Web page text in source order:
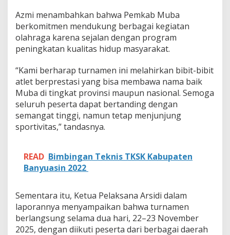
Azmi menambahkan bahwa Pemkab Muba
berkomitmen mendukung berbagai kegiatan
olahraga karena sejalan dengan program
peningkatan kualitas hidup masyarakat.
“Kami berharap turnamen ini melahirkan bibit-bibit
atlet berprestasi yang bisa membawa nama baik
Muba di tingkat provinsi maupun nasional. Semoga
seluruh peserta dapat bertanding dengan
semangat tinggi, namun tetap menjunjung
sportivitas,” tandasnya.
READ Bimbingan Teknis TKSK Kabupaten
Banyuasin 2022
Sementara itu, Ketua Pelaksana Arsidi dalam
laporannya menyampaikan bahwa turnamen
berlangsung selama dua hari, 22–23 November
2025, dengan diikuti peserta dari berbagai daerah